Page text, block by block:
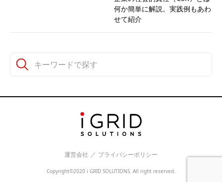
何か簡単に解説。実践例もあわ
せて紹介
運営会社 ／ プライバシーポリシー
Copyright©2020 i GRID SOLUTIONS. All right reserved.